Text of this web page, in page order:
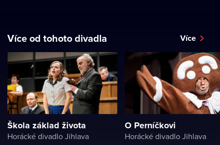
Více od tohoto divadla Více
Škola základ života
Horácké divadlo Jihlava
O Perníčkovi
Horácké divadlo Jihlava